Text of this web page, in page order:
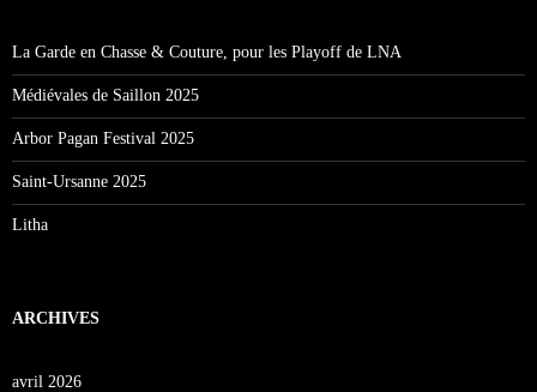
La Garde en Chasse & Couture, pour les Playoff de LNA
Médiévales de Saillon 2025
Arbor Pagan Festival 2025
Saint-Ursanne 2025
Litha
ARCHIVES
avril 2026